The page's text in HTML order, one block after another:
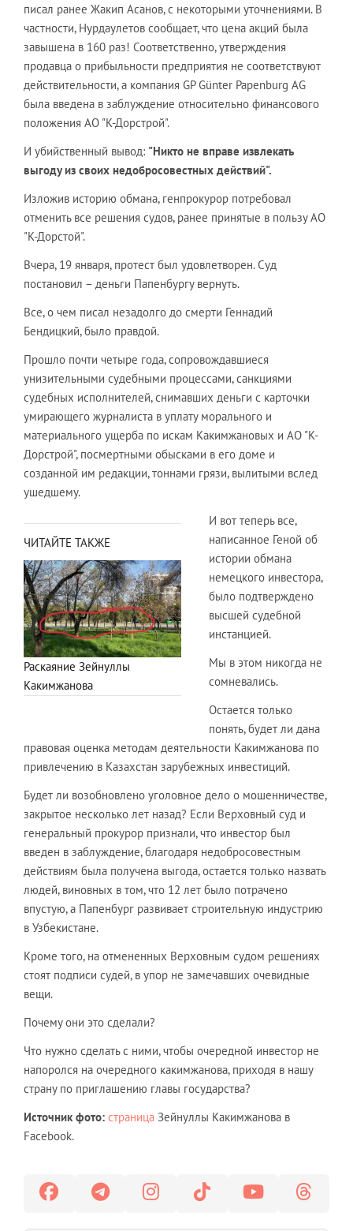
писал ранее Жакип Асанов, с некоторыми уточнениями. В
частности, Нурдаулетов сообщает, что цена акций была
завышена в 160 раз! Соответственно, утверждения
продавца о прибыльности предприятия не соответствуют
действительности, а компания GP Günter Papenburg AG
была введена в заблуждение относительно финансового
положения АО "К-Дорстрой".
И убийственный вывод: "Никто не вправе извлекать
выгоду из своих недобросовестных действий".
Изложив историю обмана, генпрокурор потребовал
отменить все решения судов, ранее принятые в пользу АО
"К-Дорстой".
Вчера, 19 января, протест был удовлетворен. Суд
постановил – деньги Папенбургу вернуть.
Все, о чем писал незадолго до смерти Геннадий
Бендицкий, было правдой.
Прошло почти четыре года, сопровождавшиеся
унизительными судебными процессами, санкциями
судебных исполнителей, снимавших деньги с карточки
умирающего журналиста в уплату морального и
материального ущерба по искам Какимжановых и АО "К-
Дорстрой", посмертными обысками в его доме и
созданной им редакции, тоннами грязи, вылитыми вслед
ушедшему.
ЧИТАЙТЕ ТАКЖЕ
Раскаяние Зейнуллы
Какимжанова
И вот теперь все,
написанное Геной об
истории обмана
немецкого инвестора,
было подтверждено
высшей судебной
инстанцией.
Мы в этом никогда не
сомневались.
Остается только
понять, будет ли дана
правовая оценка методам деятельности Какимжанова по
привлечению в Казахстан зарубежных инвестиций.
Будет ли возобновлено уголовное дело о мошенничестве,
закрытое несколько лет назад? Если Верховный суд и
генеральный прокурор признали, что инвестор был
введен в заблуждение, благодаря недобросовестным
действиям была получена выгода, остается только назвать
людей, виновных в том, что 12 лет было потрачено
впустую, а Папенбург развивает строительную индустрию
в Узбекистане.
Кроме того, на отмененных Верховным судом решениях
стоят подписи судей, в упор не замечавших очевидные
вещи.
Почему они это сделали?
Что нужно сделать с ними, чтобы очередной инвестор не
напоролся на очередного какимжанова, приходя в нашу
страну по приглашению главы государства?
Источник фото: страница Зейнуллы Какимжанова в
Facebook.